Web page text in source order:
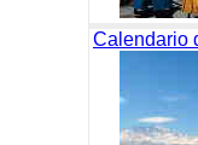
Calendario